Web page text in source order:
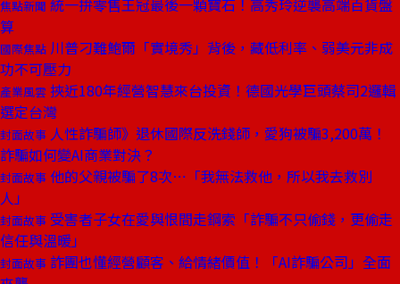
焦點新聞 統一拚零售王冠最後一顆寶石！高秀玲逆襲高端百貨盤
算
國際焦點 川普刁難鮑爾「實境秀」背後，藏低利率、弱美元非成
功不可壓力
產業風雲 挾近180年經營智慧來台投資！德國光學巨頭蔡司2邏輯
選定台灣
封面故事 人性詐騙師》退休國際反洗錢師，愛狗被騙3,200萬！
詐騙如何變AI商業對決？
封面故事 他的父親被騙了8次⋯「我無法救他，所以我去救別
人」
封面故事 受害者子女在愛與恨間走鋼索「詐騙不只偷錢，更偷走
信任與溫暖」
封面故事 詐團也懂經營顧客、給情緒價值！「AI詐騙公司」全面